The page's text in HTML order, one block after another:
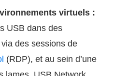
virtuels :
USB dans des
des sessions de
(RDP), et au sein d’une